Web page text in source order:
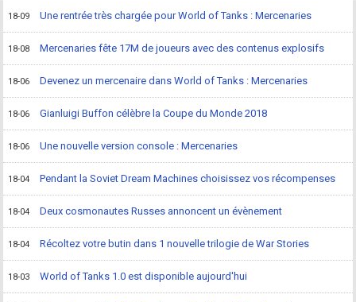
18-09 Une rentrée très chargée pour World of Tanks : Mercenaries
18-08 Mercenaries fête 17M de joueurs avec des contenus explosifs
18-06 Devenez un mercenaire dans World of Tanks : Mercenaries
18-06 Gianluigi Buffon célèbre la Coupe du Monde 2018
18-06 Une nouvelle version console : Mercenaries
18-04 Pendant la Soviet Dream Machines choisissez vos récompenses
18-04 Deux cosmonautes Russes annoncent un évènement
18-04 Récoltez votre butin dans 1 nouvelle trilogie de War Stories
18-03 World of Tanks 1.0 est disponible aujourd'hui